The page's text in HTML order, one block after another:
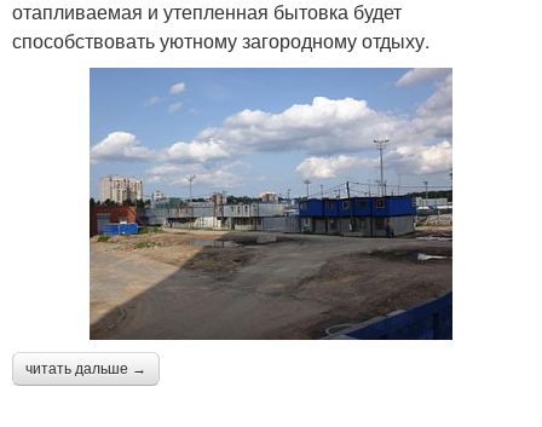
отапливаемая и утепленная бытовка будет
способствовать уютному загородному отдыху.
читать дальше →